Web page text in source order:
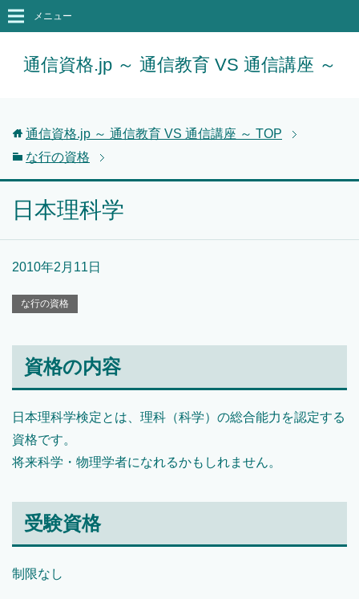
通信資格.jp ～ 通信教育 VS 通信講座 ～
メニュー
通信資格.jp ～ 通信教育 VS 通信講座 ～ TOP
な行の資格
日本理科学
2010年2月11日
な行の資格
資格の内容
日本理科学検定とは、理科（科学）の総合能力を認定する
資格です。
将来科学・物理学者になれるかもしれません。
受験資格
制限なし